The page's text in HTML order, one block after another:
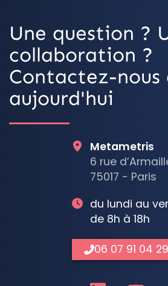
Une question ?
collaboration ?
Contactez-nous
aujourd'hui
Metametris
6 rue
75017 - Paris
du lundi au
de 8h à 18h
06 07 91 04 29